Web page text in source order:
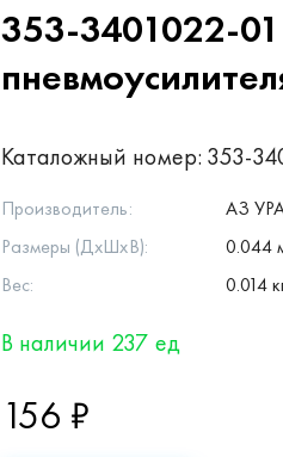
353-3401022-01
Каталожный номер: 353-
Производитель:
АЗ
Размеры (ДхШхВ):
0.044
Вес:
0.014
В наличии 237 ед
156 ₽